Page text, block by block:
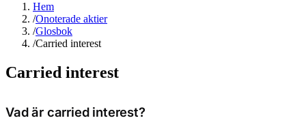
Hem
/Onoterade aktier
/Glosbok
/Carried interest
Carried interest
Vad är carried interest?